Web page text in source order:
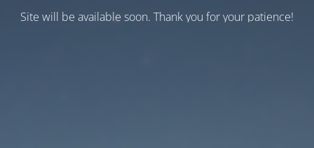
Site will be available soon. Thank you for your patience!